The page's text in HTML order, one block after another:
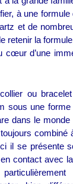
à une
et de
retenir la
d’une
ou
sous une
dans le
combiné
il se présente
contact avec